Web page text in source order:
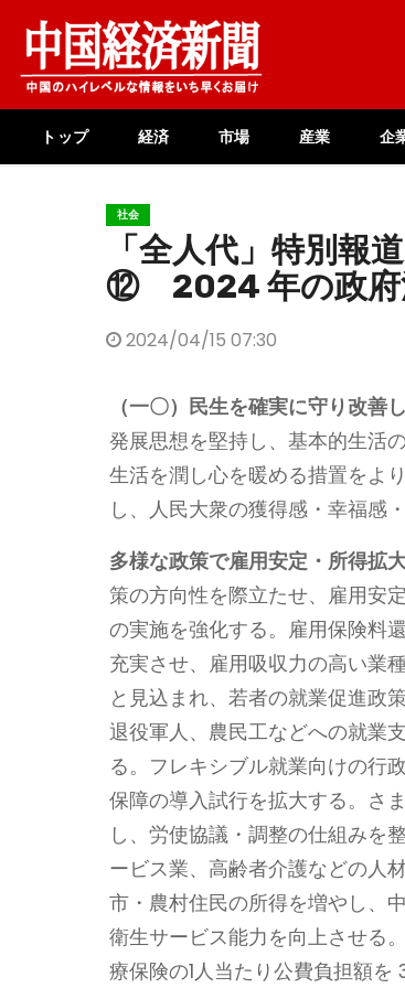
content
トップ 経済 市場 産業 企
社会
「全人代」特別報
⑫ 2024 年の政府
2024/04/15 07:30
（一〇）民生を確実に守り改善
発展思想を堅持し、基本的生活
生活を潤し心を暖める措置をよ
し、人民大衆の獲得感・幸福感
多様な政策で雇用安定 ・所得拡
策の方向性を際立たせ、雇用安
の実施を強化する。雇用保険料
充実させ、雇用吸収力の高い業
と見込まれ、若者の就業促進政
退役軍人、農民工などへの就業
る。フレキシブル就業向けの行
保障の導入試行を拡大する。さ
し、労使協議・調整の仕組みを
ービス業、高齢者介護などの人
市・農村住民の所得を増やし、
衛生サービス能力を向上させる
療保険の1人当たり公費負担額を